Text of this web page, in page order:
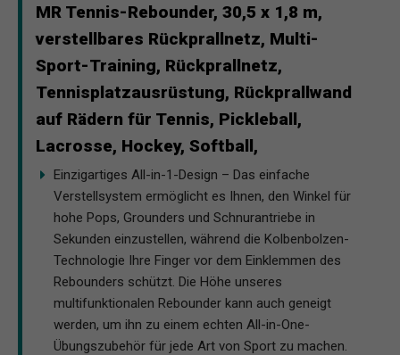
MR Tennis-Rebounder, 30,5 x 1,8 m,
verstellbares Rückprallnetz, Multi-
Sport-Training, Rückprallnetz,
Tennisplatzausrüstung, Rückprallwand
auf Rädern für Tennis, Pickleball,
Lacrosse, Hockey, Softball,
Einzigartiges All-in-1-Design – Das einfache
Verstellsystem ermöglicht es Ihnen, den Winkel für
hohe Pops, Grounders und Schnurantriebe in
Sekunden einzustellen, während die Kolbenbolzen-
Technologie Ihre Finger vor dem Einklemmen des
Rebounders schützt. Die Höhe unseres
multifunktionalen Rebounder kann auch geneigt
werden, um ihn zu einem echten All-in-One-
Übungszubehör für jede Art von Sport zu machen.